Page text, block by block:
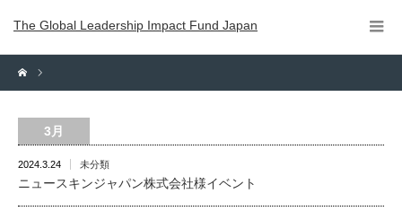
The Global Leadership Impact Fund Japan
3月
2024.3.24 未分類
ニュースキンジャパン株式会社様イベント